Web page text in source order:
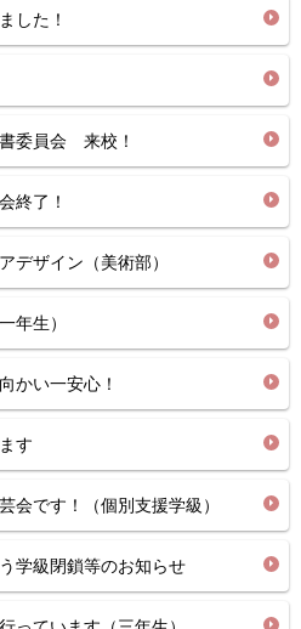
した！
委員会 来校！
終了！
デザイン（美術部）
年生）
かい一安心！
す
会です！（個別支援学級）
学級閉鎖等のお知らせ